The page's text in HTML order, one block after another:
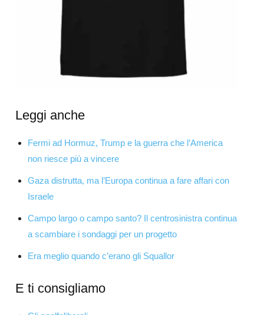
Leggi anche
Fermi ad Hormuz, Trump e la guerra che l’America
non riesce più a vincere
Gaza distrutta, ma l’Europa continua a fare affari con
Israele
Campo largo o campo santo? Il centrosinistra continua
a scambiare i sondaggi per un progetto
Era meglio quando c’erano gli Squallor
E ti consigliamo